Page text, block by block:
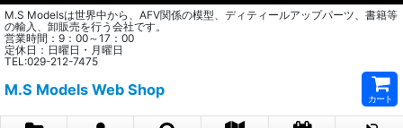
M.S Modelsは世界中から、AFV関係の模型、ディティールアップパーツ、書籍等
の輸入、卸販売を行う会社です。
営業時間：9：00～17：00
定休日：日曜日・月曜日
TEL:029-212-7475
M.S Models Web Shop
カート